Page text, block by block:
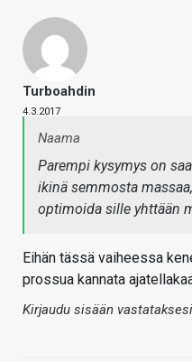
Turboahdin
4.3.2017
Naama
Parempi kysymys on
ikinä semmosta
optimoida sille yhttään
Eihän tässä vaiheessa
prossua kannata
Kirjaudu sisään vastataksesi